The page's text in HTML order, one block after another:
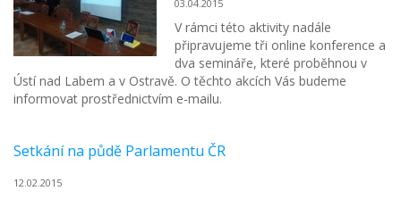
03.04.2015
V rámci této aktivity nadále
připravujeme tři online konference a
dva semináře, které proběhnou v
Ústí nad Labem a v Ostravě. O těchto akcích Vás budeme
informovat prostřednictvím e-mailu.
Setkání na půdě Parlamentu ČR
12.02.2015